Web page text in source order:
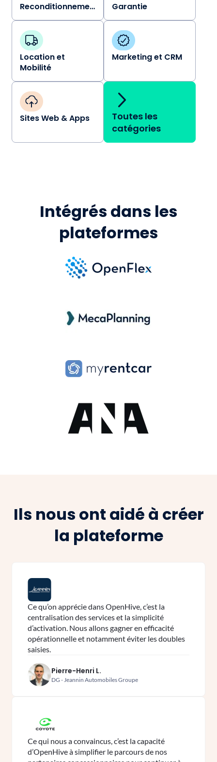
Reconditionnement Garantie
Location et
Mobilité
Marketing et CRM
Sites Web & Apps
Toutes les
catégories
Intégrés dans les
plateformes
Ils nous ont aidé à créer
la plateforme
Ce qu’on apprécie dans OpenHive, c’est la
centralisation des services et la simplicité
d’activation. Nous allons gagner en efficacité
opérationnelle et notamment éviter les doubles
saisies.
Pierre-Henri L.
DG - Jeannin Automobiles Groupe
Ce qui nous a convaincus, c’est la capacité
d’OpenHive à simplifier le parcours de nos